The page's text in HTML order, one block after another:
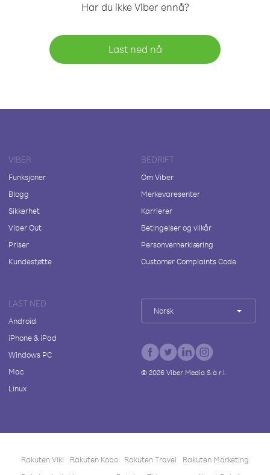
Har du ikke Viber ennå?
Last ned nå
VIBER
Funksjoner
Blogg
Sikkerhet
Viber Out
Priser
Kundestøtte
BEDRIFT
Om Viber
Merkevaresenter
Karrierer
Betingelser og vilkår
Personvernerklæring
Customer Complaints Code
LAST NED
Android
iPhone & iPad
Windows PC
Mac
Linux
Norsk
© 2026Viber Media S.à r.l.
Rakuten Viki Rakuten Kobo Rakuten Travel
Rakuten Marketing